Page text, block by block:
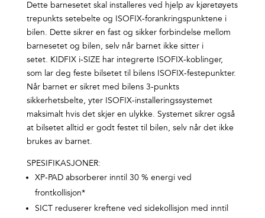
Dette barnesetet skal installeres ved hjelp av kjøretøyets
trepunkts setebelte og ISOFIX-forankringspunktene i
bilen. Dette sikrer en fast og sikker forbindelse mellom
barnesetet og bilen, selv når barnet ikke sitter i
setet. KIDFIX i-SIZE har integrerte ISOFIX-koblinger,
som lar deg feste bilsetet til bilens ISOFIX-festepunkter.
Når barnet er sikret med bilens 3-punkts
sikkerhetsbelte, yter ISOFIX-installeringssystemet
maksimalt hvis det skjer en ulykke. Systemet sikrer også
at bilsetet alltid er godt festet til bilen, selv når det ikke
brukes av barnet.
SPESIFIKASJONER:
XP-PAD absorberer inntil 30 % energi ved
frontkollisjon*
SICT reduserer kreftene ved sidekollisjon med inntil